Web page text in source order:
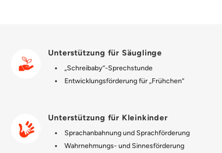
Unterstützung für Säuglinge
„Schreibaby“-Sprechstunde
Entwicklungsförderung für „Frühchen“
Unterstützung für Kleinkinder
Sprachanbahnung und Sprachförderung
Wahrnehmungs- und Sinnesförderung